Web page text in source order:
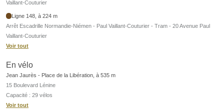
Vaillant-Couturier
Ligne 148, à 224 m
Arrêt Escadrille Normandie-Niémen - Paul Vaillant-Couturier - Tram - 20 Avenue Paul
Vaillant-Couturier
Voir tout
En vélo
Jean Jaurès - Place de la Libération, à 535 m
15 Boulevard Lénine
Capacité : 29 vélos
Voir tout